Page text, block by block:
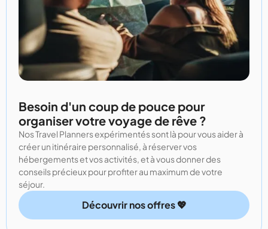
Besoin d'un coup de pouce pour
organiser votre voyage de rêve ?
Nos Travel Planners expérimentés sont là pour vous aider à
créer un itinéraire personnalisé, à réserver vos
hébergements et vos activités, et à vous donner des
conseils précieux pour profiter au maximum de votre
séjour.
Découvrir nos offres 💖